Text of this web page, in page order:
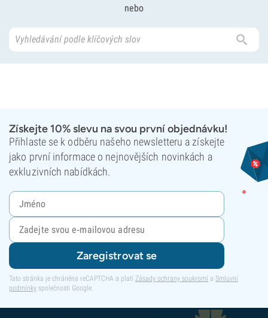
nebo
Získejte 10% slevu na svou první objednávku!
Přihlaste se k odběru našeho newsletteru a získejte
jako první informace o nejnovějších novinkách a
exkluzivních nabídkách.
Zaregistrovat se
Tato stránka je chráněna reCAPTCHA a platí Zásady ochrany soukromí a Smluvní
podmínky společnosti Google.